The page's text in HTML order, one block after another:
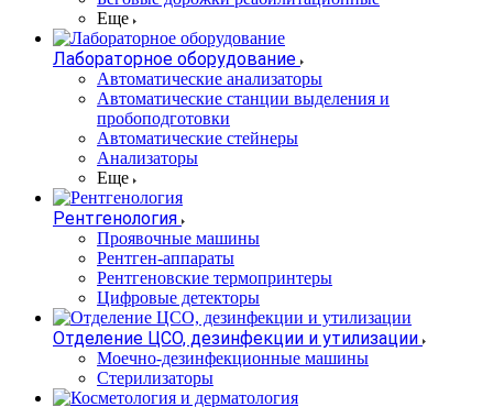
Еще
Лабораторное оборудование
Автоматические анализаторы
Автоматические станции выделения и
пробоподготовки
Автоматические стейнеры
Анализаторы
Еще
Рентгенология
Проявочные машины
Рентген-аппараты
Рентгеновские термопринтеры
Цифровые детекторы
Отделение ЦСО, дезинфекции и утилизации
Моечно-дезинфекционные машины
Стерилизаторы